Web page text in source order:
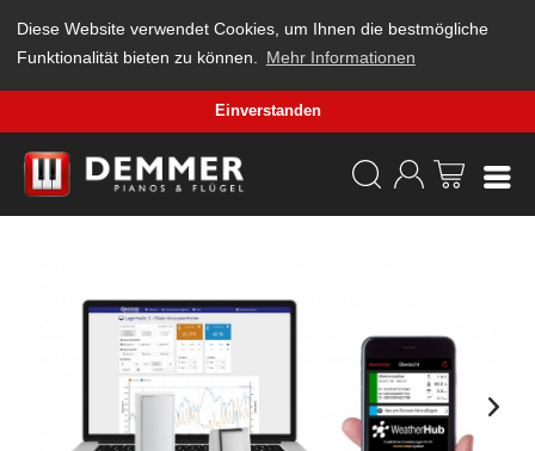
Diese Website verwendet Cookies, um Ihnen die bestmögliche
Funktionalität bieten zu können.
Mehr Informationen
Einverstanden